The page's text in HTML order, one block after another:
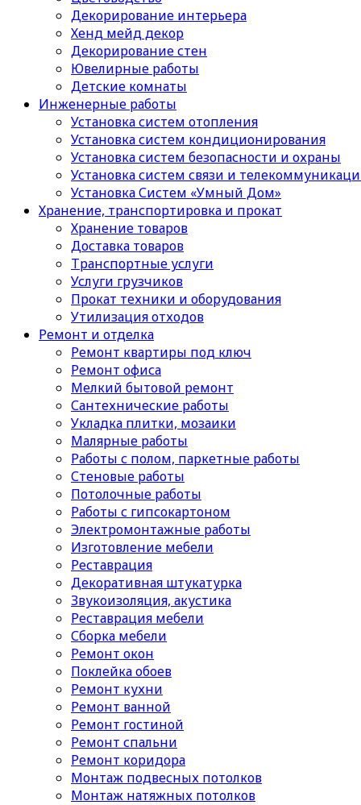
Декорирование интерьера
Хенд мейд декор
Декорирование стен
Ювелирные работы
Детские комнаты
Инженерные работы
Установка систем отопления
Установка систем кондиционирования
Установка систем безопасности и охраны
Установка систем связи и
Установка Систем «Умный Дом»
Хранение, транспортировка и прокат
Хранение товаров
Доставка товаров
Транспортные услуги
Услуги грузчиков
Прокат техники и оборудования
Утилизация отходов
Ремонт и отделка
Ремонт квартиры под ключ
Ремонт офиса
Мелкий бытовой ремонт
Сантехнические работы
Укладка плитки, мозаики
Малярные работы
Работы с полом, паркетные работы
Стеновые работы
Потолочные работы
Работы с гипсокартоном
Электромонтажные работы
Изготовление мебели
Реставрация
Декоративная штукатурка
Звукоизоляция, акустика
Реставрация мебели
Сборка мебели
Ремонт окон
Поклейка обоев
Ремонт кухни
Ремонт ванной
Ремонт гостиной
Ремонт спальни
Ремонт коридора
Монтаж подвесных потолков
Монтаж натяжных потолков